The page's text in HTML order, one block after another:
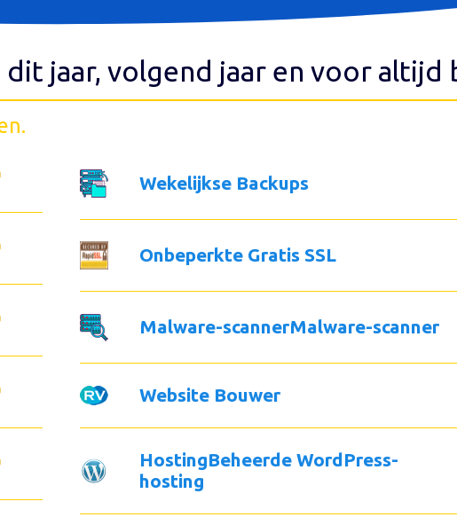
jaar, volgend jaar en voor altijd
Wekelijkse Backups
Onbeperkte Gratis SSL
Malware-scannerMalware-scanner
Website Bouwer
HostingBeheerde WordPress-
hosting